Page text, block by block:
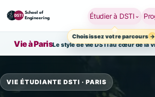
Étudier à DSTI ⌄
Choisissez votre parcours
Vie à ParisLe style de vie DSTI au cœur de la
VIE ÉTUDIANTE DSTI · PARIS